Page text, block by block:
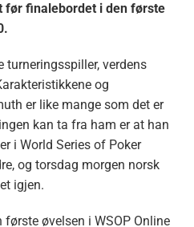
før finalebordet i den første
turneringsspiller, verdens
og
er like mange som det er
kan ta fra ham er at han
i World Series of Poker
og torsdag morgen norsk
igjen.
første øvelsen i WSOP Online